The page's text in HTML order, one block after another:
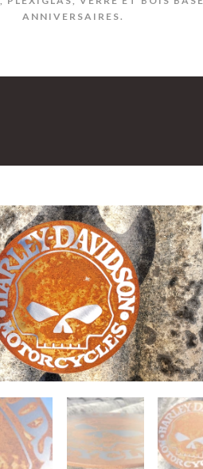
ANNIVERSAIRES.